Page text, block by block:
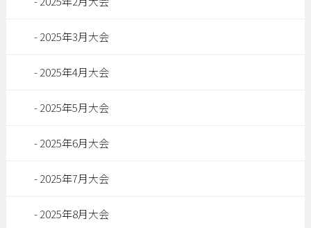
2025年3月大会
2025年4月大会
2025年5月大会
2025年6月大会
2025年7月大会
2025年8月大会